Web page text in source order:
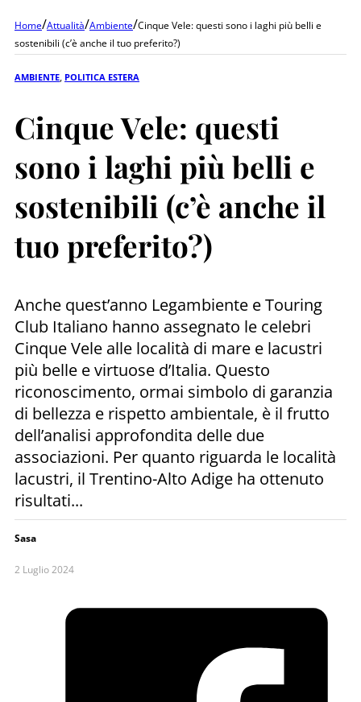
Home/Attualità/Ambiente/Cinque Vele: questi sono i laghi più belli e
sostenibili (c’è anche il tuo preferito?)
AMBIENTE POLITICA ESTERA
Cinque Vele: questi
sono i laghi più belli e
sostenibili (c’è anche il
tuo preferito?)
Anche quest’anno Legambiente e Touring
Club Italiano hanno assegnato le celebri
Cinque Vele alle località di mare e lacustri
più belle e virtuose d’Italia. Questo
riconoscimento, ormai simbolo di garanzia
di bellezza e rispetto ambientale, è il frutto
dell’analisi approfondita delle due
associazioni. Per quanto riguarda le località
lacustri, il Trentino-Alto Adige ha ottenuto
risultati...
Sasa
2 Luglio 2024